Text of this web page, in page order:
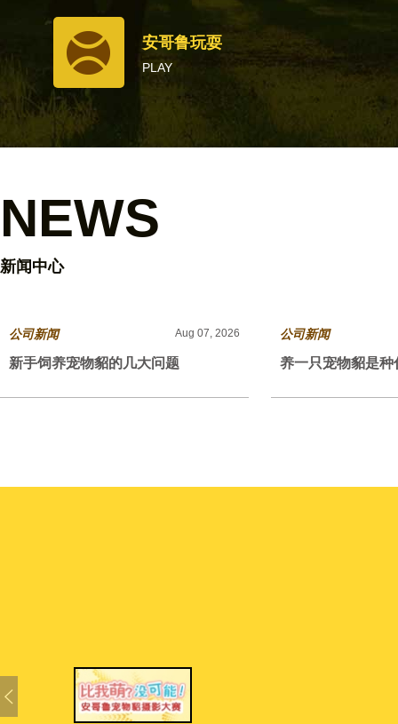
安哥鲁玩耍
PLAY
NEWS
新闻中心
公司新闻 Aug 07, 2026
新手饲养宠物貂的几大问题
公司新闻
养一只宠物貂是